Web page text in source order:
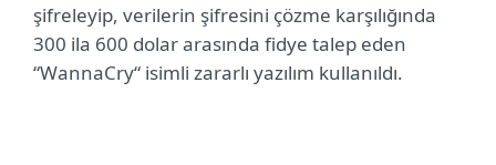
şifreleyip, verilerin şifresini çözme karşılığında
300 ila 600 dolar arasında fidye talep eden
“WannaCry“ isimli zararlı yazılım kullanıldı.